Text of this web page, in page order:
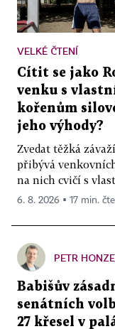
VELKÉ ČTENÍ
Cítit se jako
venku s
kořenům
jeho výhody?
Zvedat těžká
přibývá
na nich cvičí s
6. 8. 2026 ▪ 17 min.
PETR
Babišův
senátních
27 křesel v